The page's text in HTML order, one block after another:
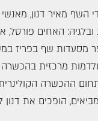
השף מאיר דנון,
האחים פורסל,
שף בפריז
מרכזית בהכשרה
ההכשרה
הופכים את